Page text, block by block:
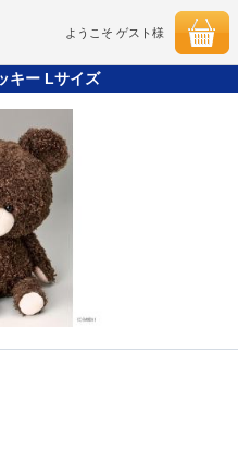
ようこそ ゲスト様
キー Lサイズ